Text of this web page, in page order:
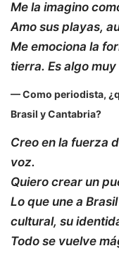
Me la imagino
Amo sus playas,
Me emociona la
tierra. Es algo
— Como periodista,
Brasil y Cantabria?
Creo en la fuerza
voz.
Quiero crear un
Lo que une a
cultural, su
Todo se vuelve